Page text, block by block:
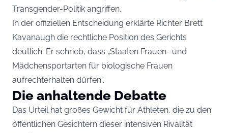
Transgender-Politik angriffen.
In der offiziellen Entscheidung erklärte Richter Brett
Kavanaugh die rechtliche Position des Gerichts
deutlich. Er schrieb, dass „Staaten Frauen- und
Mädchensportarten für biologische Frauen
aufrechterhalten dürfen“.
Die anhaltende Debatte
Das Urteil hat großes Gewicht für Athleten, die zu den
öffentlichen Gesichtern dieser intensiven Rivalität